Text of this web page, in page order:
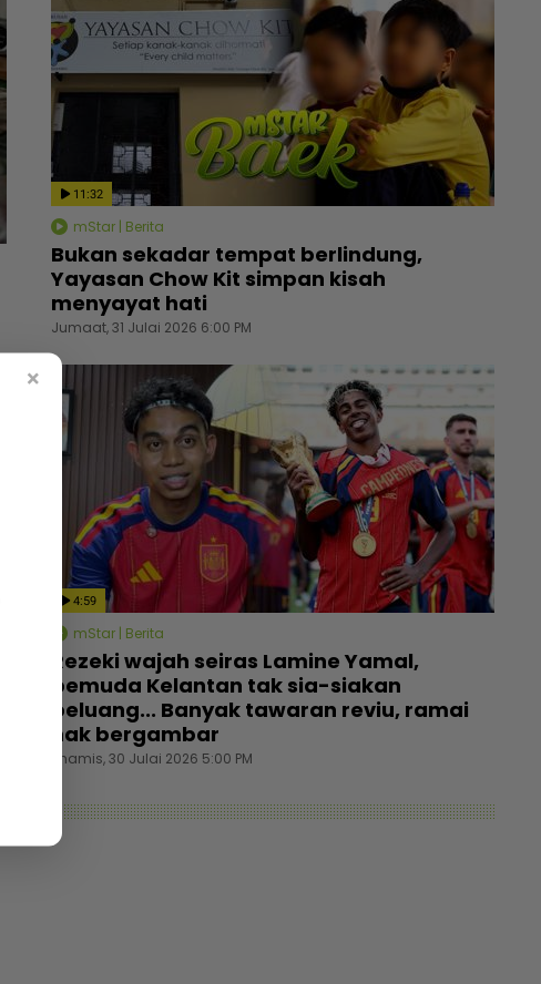
11:32
mStar | Berita
Bukan sekadar tempat berlindung,
Yayasan Chow Kit simpan kisah
menyayat hati
Jumaat, 31 Julai 2026 6:00 PM
4:59
mStar | Berita
Rezeki wajah seiras Lamine Yamal,
pemuda Kelantan tak sia-siakan
peluang... Banyak tawaran reviu, ramai
nak bergambar
Khamis, 30 Julai 2026 5:00 PM
×